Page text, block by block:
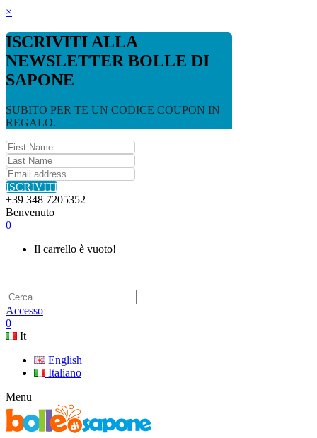
×
ISCRIVITI ALLA
NEWSLETTER BOLLE DI
SAPONE
SUBITO PER TE UN CODICE COUPON IN
REGALO.
ISCRIVITI
+39 348 7205352
Benvenuto
0
Il carrello è vuoto!
Accesso
0
It
English
Italiano
Menu